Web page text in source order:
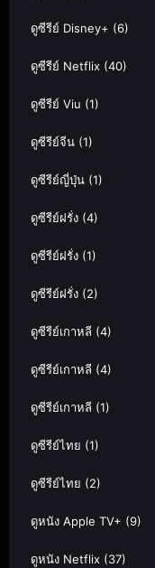
ดูซีรีย์ Disney+ (6)
ดูซีรีย์ Netflix (40)
ดูซีรีย์ Viu (1)
ดูซีรีย์จีน (1)
ดูซีรีย์ญี่ปุ่น (1)
ดูซีรีย์ฝรั่ง (4)
ดูซีรีย์ฝรั่ง (1)
ดูซีรีย์ฝรั่ง (2)
ดูซีรีย์เกาหลี (4)
ดูซีรีย์เกาหลี (4)
ดูซีรีย์เกาหลี (1)
ดูซีรีย์ไทย (1)
ดูซีรีย์ไทย (2)
ดูหนัง Apple TV+ (9)
ดูหนัง Netflix (37)